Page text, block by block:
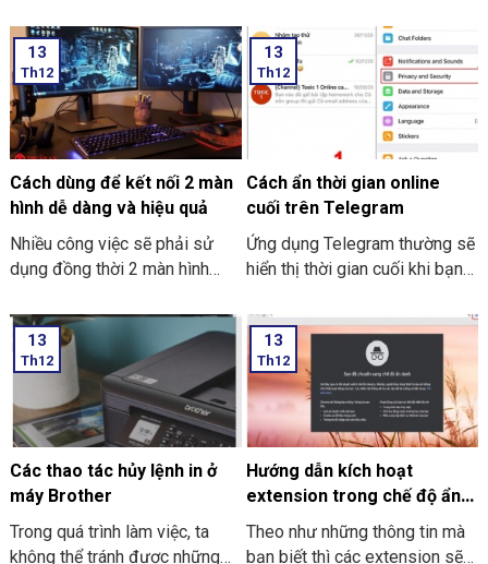
bị mất điện bạn quên chưa kịp
lưu hay laptop tắt nguồn đột
ngột làm cho bạn chưa thể kịp
lưu file. Và dưới đây là những
cách hướng dẫn bạn cách để
lấy lại file Excel chưa kịp lưu
đơn giản và dễ thực hiện.
bước vào thế giới trò chơi ảo
và trải nghiệm không gian vô
cùng mới lạ trên máy tính của
mình. Hôm nay THIÊN SƠN
COMPUTER sẽ chia sẻ với
bạn cách hướng dẫn thực hiện
cách tải và cài đặt Roblox trên
máy tính thật đơn giản.
13
Th12
Cách dùng để kết nối 2 màn
hình dễ dàng và hiệu quả
Nhiều công việc sẽ phải sử
dụng đồng thời 2 màn hình
tối ưu và nhanh hơn. Nhưng
cách dùng để kết nối 2 màn
hình dễ dàng và hiệu quả như
thế nào? Nếu bạn chưa biết thì
cùng Thiên Sơn Computer tìm
hiểu nhé.
13
Th12
Cách ẩn thời gian online
cuối trên Telegram
Ứng dụng Telegram thường sẽ
hiển thị thời gian cuối khi bạn
có thể ẩn thông tin này với các
thao tác đơn giản. Hãy cùng
THIÊN SƠN Computer tìm hiểu
cách làm sau nhé.
13
Th12
Các thao tác hủy lệnh in ở
máy Brother
Trong quá trình làm việc, ta
không thể tránh được những
13
Th12
Hướng dẫn kích hoạt
extension trong chế độ ẩn
danh ở Google Chrome
Theo như những thông tin mà
bạn biết thì các extension sẽ